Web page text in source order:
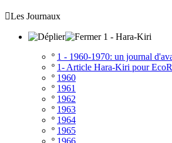
Les Journaux
1 - Hara-Kiri
º 1 - 1960-1970: un journal
º 1- Article Hara-Kiri pour
º 1960
º 1961
º 1962
º 1963
º 1964
º 1965
º 1966